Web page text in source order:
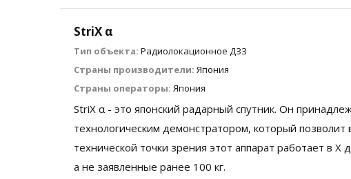
StriX α
Тип объекта: Радиолокационное ДЗЗ
Страны производители: Япония
Страны операторы: Япония
StriX α - это японский радарный спутник. Он
технологическим демонстратором, который позволит
технической точки зрения этот аппарат работает в Х
а не заявленные ранее 100 кг.